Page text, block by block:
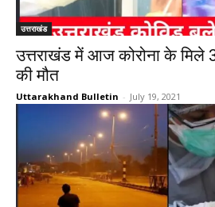
उत्तराखंड
उत्तराखंड में आज कोरोना के मिले
की मौत
Uttarakhand Bulletin - July 19, 2021